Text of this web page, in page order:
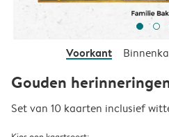
Voorkant
Gouden
Set van 10 kaarten inclusief